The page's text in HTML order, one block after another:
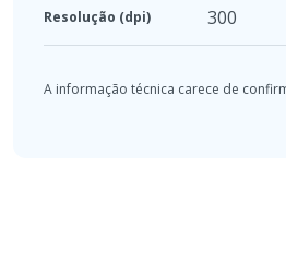
Resolução (dpi) 300